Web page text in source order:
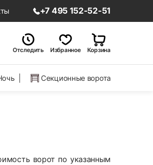
+7 495 152-52-51
Отследить Избранное Корзина
Секционные ворота
ворот по указанным